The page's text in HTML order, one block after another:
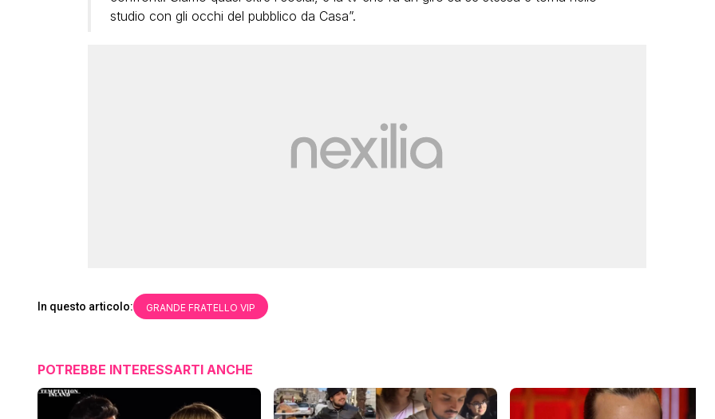
studio con gli occhi del pubblico da Casa”.
In questo articolo: GRANDE FRATELLO VIP
POTREBBE INTERESSARTI ANCHE